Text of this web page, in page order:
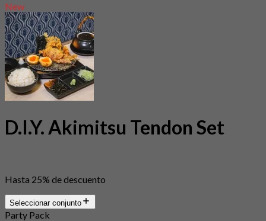
New
D.I.Y. Akimitsu Tendon Set
Hasta 25% de descuento
Seleccionar conjunto
Party Pack